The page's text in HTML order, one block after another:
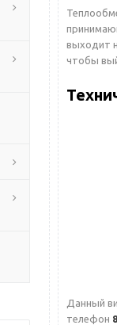
выходит
чтобы
Данный
телефон